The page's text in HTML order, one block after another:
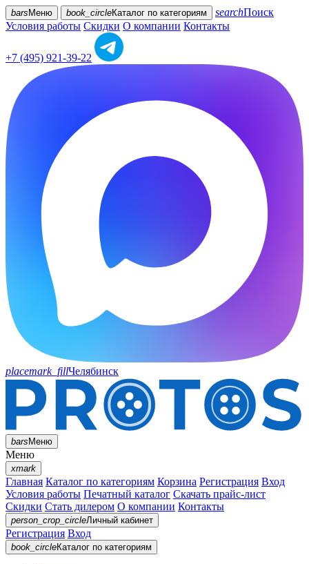
bars Меню book_circleКаталог по категориям searchПоиск
Условия работы Скидки О компании Контакты
+7 (495) 921-39-22
placemark_fillЧелябинск
barsМеню
Меню
xmark
Главная Каталог по категориям Корзина Регистрация Вход
Условия работы Печатный каталог Скачать прайс-лист
Скидки Стать дилером О компании Контакты
person_crop_circleЛичный кабинет
Регистрация Вход
book_circleКаталог по категориям